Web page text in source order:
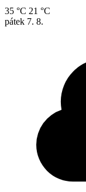
35 °C 21 °C
pátek 7. 8.